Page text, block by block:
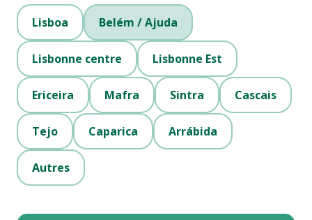
Lisboa Belém / Ajuda
Lisbonne centre Lisbonne Est
Ericeira Mafra Sintra Cascais
Tejo Caparica Arrábida
Autres